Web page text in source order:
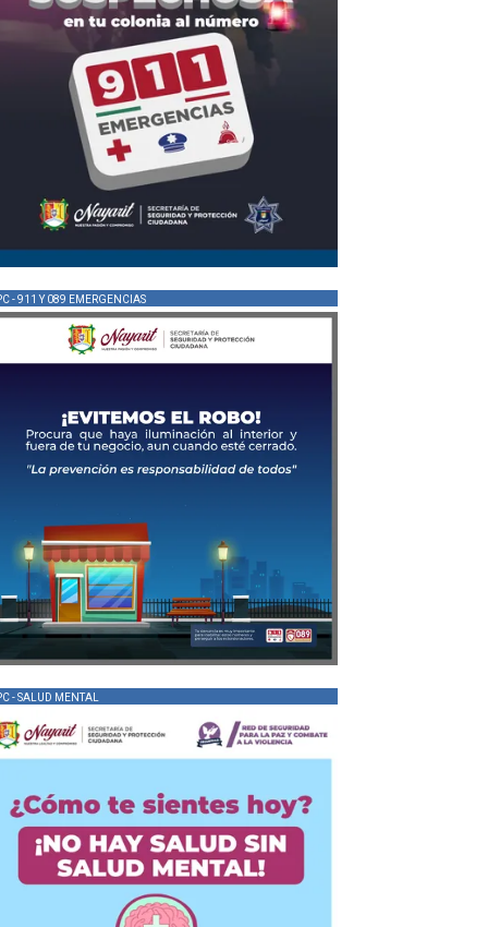
- 911 Y 089 EMERGENCIAS
- SALUD MENTAL